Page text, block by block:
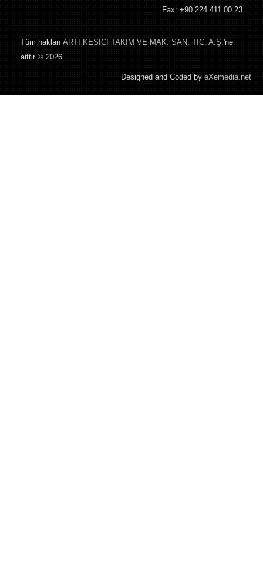
Fax: +90.224 411 00 23
Tüm haklarıARTI KESICI TAKIM VE MAK. SAN. TIC. A.Ş.'ne
aittir © 2026
Designed and Coded byeXemedia.net